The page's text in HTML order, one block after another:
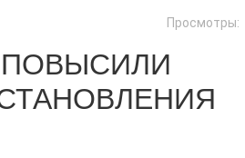
Просмотры:
ПОВЫСИЛИ